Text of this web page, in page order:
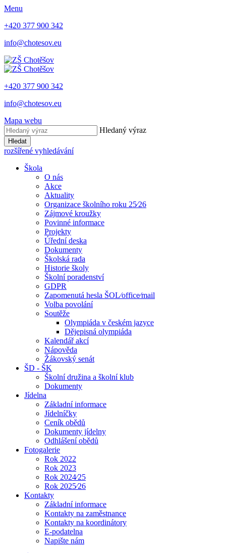
Menu
+420 377 900 342
info@chotesov.eu
+420 377 900 342
info@chotesov.eu
Mapa webu
Hledaný výraz
Hledat
rozšířené vyhledávání
Škola
O nás
Akce
Aktuality
Organizace školního roku 25⁄26
Zájmové kroužky
Povinné informace
Projekty
Úřední deska
Dokumenty
Školská rada
Historie školy
Školní poradenství
GDPR
Zapomenutá hesla ŠOL⁄office⁄mail
Volba povolání
Soutěže
Olympiáda v českém jazyce
Dějepisná olympiáda
Kalendář akcí
Nápověda
Žákovský senát
ŠD - ŠK
Školní družina a školní klub
Dokumenty
Jídelna
Základní informace
Jídelníčky
Ceník obědů
Dokumenty jídelny
Odhlášení obědů
Fotogalerie
Rok 2022
Rok 2023
Rok 2024⁄25
Rok 2025⁄26
Kontakty
Základní informace
Kontakty na zaměstnance
Kontakty na koordinátory
E-podatelna
Napište nám